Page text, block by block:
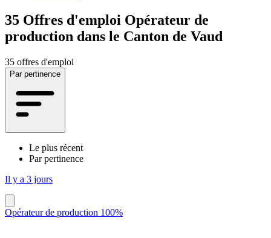
35 Offres d'emploi Opérateur de
production dans le Canton de Vaud
35 offres d'emploi
Par pertinence
Le plus récent
Par pertinence
Il y a 3 jours
Opérateur de production 100%